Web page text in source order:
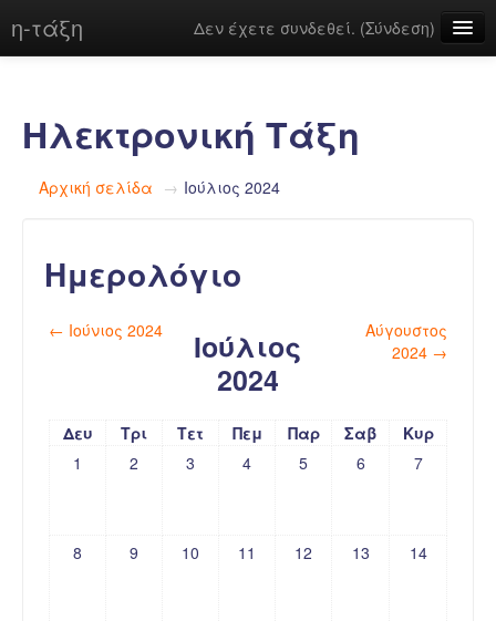
η-τάξη Δεν έχετε συνδεθεί. (Σύνδεση)
Ηλεκτρονική Τάξη
Αρχική σελίδα → Ιούλιος 2024
Ημερολόγιο
← Ιούνιος 2024
Ιούλιος
2024
Αύγουστος
2024 →
Δευ Τρι Τετ Πεμ Παρ Σαβ
Κυρ
1
2 3 4 5 6 7
8 9 10 11 12 13 14